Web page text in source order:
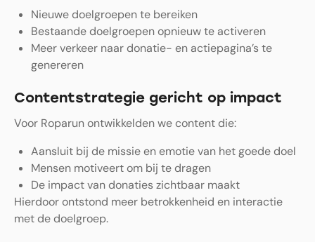
Nieuwe doelgroepen te bereiken
Bestaande doelgroepen opnieuw te activeren
Meer verkeer naar donatie- en actiepagina’s te
genereren
Contentstrategie gericht op impact
Voor Roparun ontwikkelden we content die:
Aansluit bij de missie en emotie van het goede doel
Mensen motiveert om bij te dragen
De impact van donaties zichtbaar maakt
Hierdoor ontstond meer betrokkenheid en interactie
met de doelgroep.